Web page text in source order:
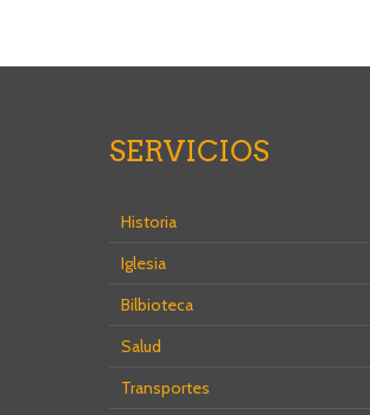
SERVICIOS
Historia
Iglesia
Bilbioteca
Salud
Transportes